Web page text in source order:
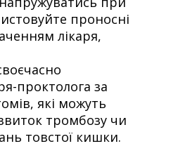
проносні
лікаря,
проктолога за
які можуть
тромбозу чи
товстої кишки.